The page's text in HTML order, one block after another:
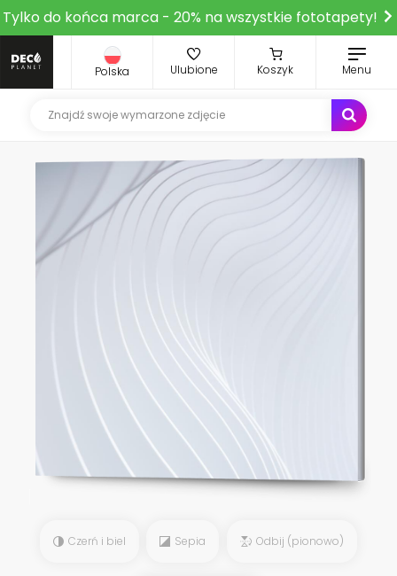
Tylko do końca marca - 20% na wszystkie fototapety!
Polska Ulubione Koszyk Menu
Czerń i biel Sepia Odbij (pionowo)